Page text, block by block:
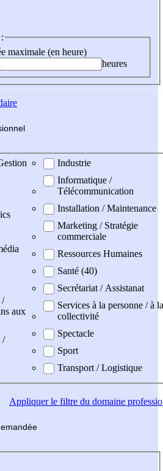
maximale (en heure)
heures
/
aux
/
Industrie
Informatique /
Télécommunication
Installation / Maintenance
Marketing / Stratégie
commerciale
Ressources Humaines
Santé (40)
Secrétariat / Assistanat
Services à la personne / à la
collectivité
Spectacle
Sport
Transport / Logistique
Appliquerle filtre du domaine